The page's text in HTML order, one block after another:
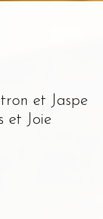
et Jaspe
et Joie